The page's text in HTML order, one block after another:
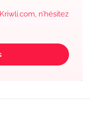
n’hésitez